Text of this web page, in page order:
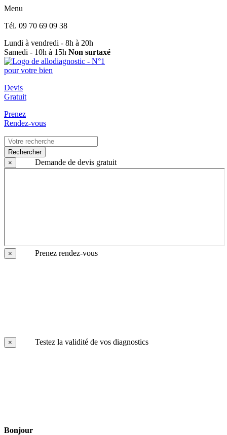
Menu
Tél. 09 70 69 09 38
Lundi à vendredi - 8h à 20h
Samedi - 10h à 15h Non surtaxé
Devis
Gratuit
Prenez
Rendez-vous
Rechercher
×
Demande de devis gratuit
× Prenez rendez-vous
× Testez la validité de vos diagnostics
Bonjour